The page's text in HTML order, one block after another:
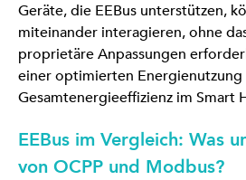
Geräte, die EEBus unterstützen,
miteinander interagieren, ohne
proprietäre Anpassungen
einer optimierten
Gesamtenergieeffizienz im Smart
EEBus im Vergleich: Was
von OCPP und Modbus?